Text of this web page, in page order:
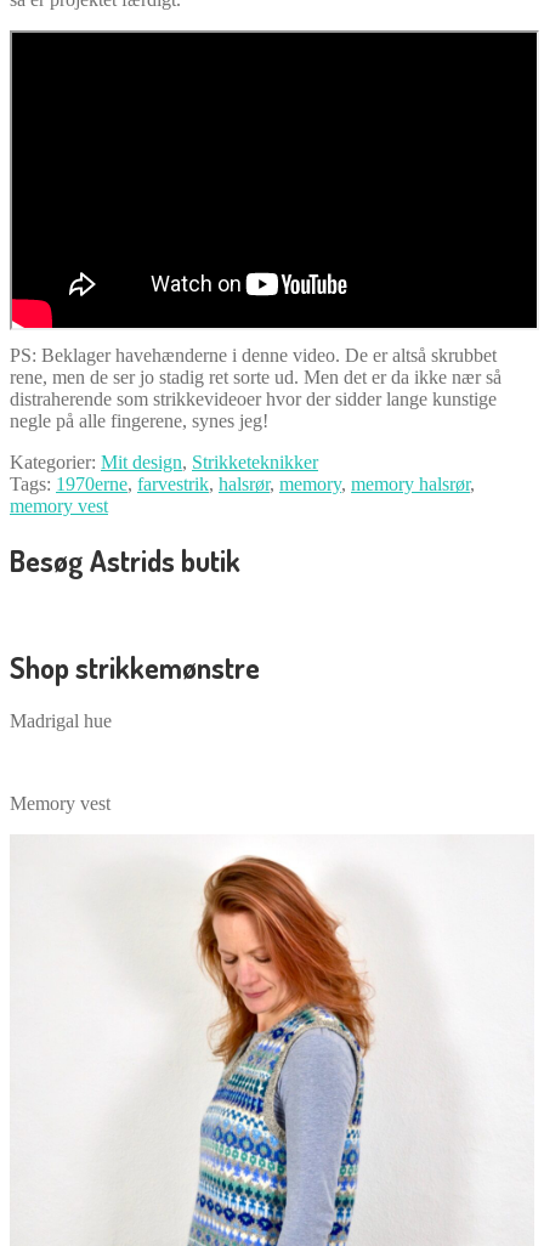
PS: Beklager havehænderne i denne video. De er altså skrubbet
rene, men de ser jo stadig ret sorte ud. Men det er da ikke nær så
distraherende som strikkevideoer hvor der sidder lange kunstige
negle på alle fingerene, synes jeg!
Kategorier: Mit design, Strikketeknikker
Tags: 1970erne, farvestrik, halsrør, memory, memory halsrør,
memory vest
Besøg Astrids butik
Shop strikkemønstre
Madrigal hue
Memory vest